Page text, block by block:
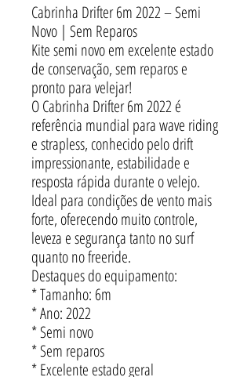
Cabrinha Drifter 6m 2022 – Semi
Novo | Sem Reparos
Kite semi novo em excelente estado
de conservação, sem reparos e
pronto para velejar!
O Cabrinha Drifter 6m 2022 é
referência mundial para wave riding
e strapless, conhecido pelo drift
impressionante, estabilidade e
resposta rápida durante o velejo.
Ideal para condições de vento mais
forte, oferecendo muito controle,
leveza e segurança tanto no surf
quanto no freeride.
Destaques do equipamento:
* Tamanho: 6m
* Ano: 2022
* Semi novo
* Sem reparos
* Excelente estado geral